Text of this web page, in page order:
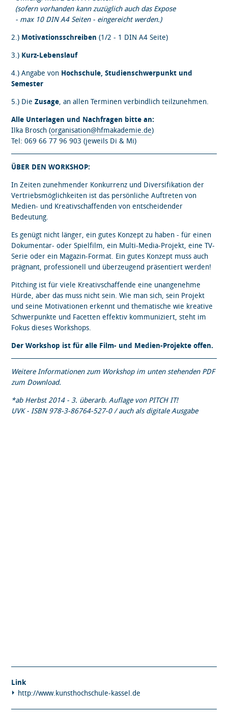
(sofern vorhanden kann zuzüglich auch das Expose
- max 10 DIN A4 Seiten - eingereicht werden.)
2.) Motivationsschreiben (1/2 - 1 DIN A4 Seite)
3.) Kurz-Lebenslauf
4.) Angabe von Hochschule, Studienschwerpunkt und
Semester
5.) DieZusage, an allen Terminen verbindlich teilzunehmen.
Alle Unterlagen und Nachfragen bitte an:
Ilka Brosch (organisation@hfmakademie.de)
Tel: 069 66 77 96 903 (jeweils Di & Mi)
ÜBER DEN WORKSHOP:
In Zeiten zunehmender Konkurrenz und Diversifikation der
Vertriebsmöglichkeiten ist das persönliche Auftreten von
Medien- und Kreativschaffenden von entscheidender
Bedeutung.
Es genügt nicht länger, ein gutes Konzept zu haben - für einen
Dokumentar- oder Spielfilm, ein Multi-Media-Projekt, eine TV-
Serie oder ein Magazin-Format. Ein gutes Konzept muss auch
prägnant, professionell und überzeugend präsentiert werden!
Pitching ist für viele Kreativschaffende eine unangenehme
Hürde, aber das muss nicht sein. Wie man sich, sein Projekt
und seine Motivationen erkennt und thematische wie kreative
Schwerpunkte und Facetten effektiv kommuniziert, steht im
Fokus dieses Workshops.
Der Workshop ist für alle Film- und Medien-Projekte offen.
Weitere Informationen zum Workshop im unten stehenden PDF
zum Download.
*ab Herbst 2014 - 3. überarb. Auflage von PITCH IT!
UVK - ISBN 978-3-86764-527-0 / auch als digitale Ausgabe
Link
http://www.kunsthochschule-kassel.de